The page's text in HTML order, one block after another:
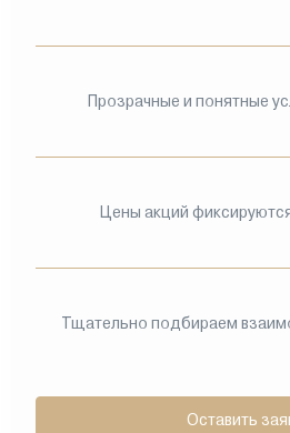
Прозрачные и понятные
Цены акций
Тщательно подбираем
Оставить